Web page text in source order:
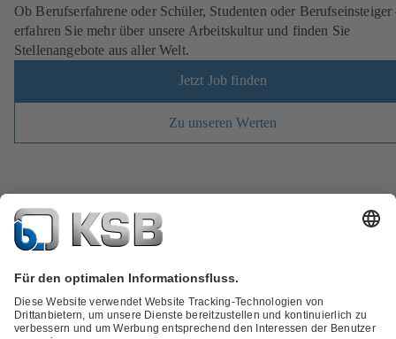
Ob Berufserfahrene oder Schüler, Studenten oder Berufseinsteiger
erfahren Sie mehr über unsere Arbeitskultur und finden Sie
Stellenangebote aus aller Welt.
Jetzt Job finden
Zu unseren Werten